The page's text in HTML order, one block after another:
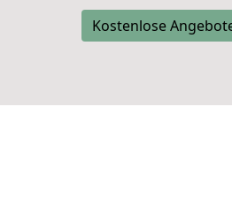
Kostenlose